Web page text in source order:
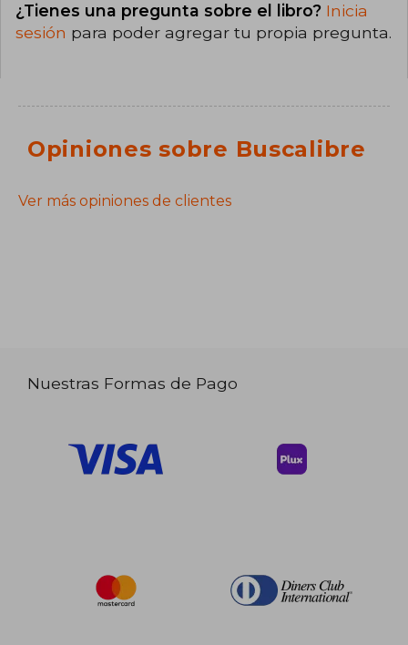
¿Tienes una pregunta sobre el libro? Inicia
sesión para poder agregar tu propia pregunta.
Opiniones sobre Buscalibre
Ver más opiniones de clientes
Nuestras Formas de Pago